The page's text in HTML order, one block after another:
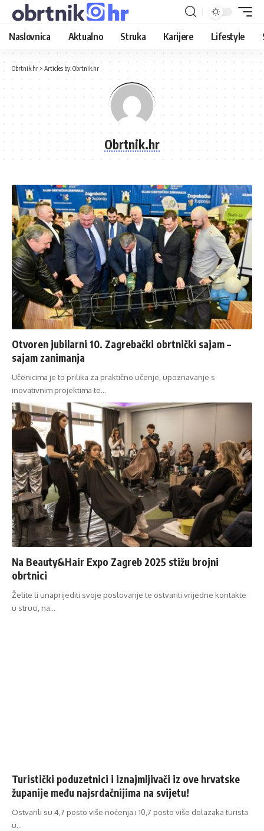
Naslovnica Aktualno Struka Karijere Lifestyle
Obrtnik.hr > Articles by: Obrtnik.hr
Obrtnik.hr
Otvoren jubilarni 10. Zagrebački obrtnički sajam –
sajam zanimanja
Učenicima je to prilika za praktično učenje, upoznavanje s
inovativnim projektima te…
Na Beauty&Hair Expo Zagreb 2025 stižu brojni
obrtnici
Želite li unaprijediti svoje poslovanje te ostvariti vrijedne kontakte
u struci, na…
Turistički poduzetnici i iznajmljivači iz ove hrvatske
županije među najsrdačnijima na svijetu!
Ostvarili su 4,7 posto više noćenja i 10,7 posto više dolazaka turista
u…